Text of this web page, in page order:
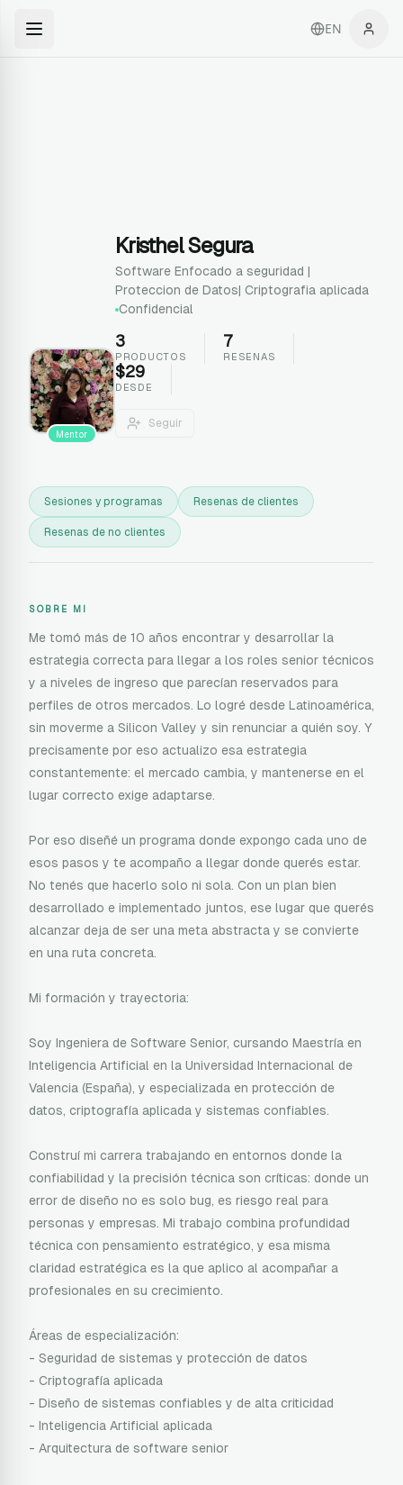
EN
Mentor
Kristhel Segura
Software Enfocado a seguridad |
Proteccion de Datos| Criptografia aplicada
Confidencial
3
PRODUCTOS
7
RESENAS
$29
DESDE
Seguir
Sesiones y programas Resenas de clientes
Resenas de no clientes
SOBRE MI
Me tomó más de 10 años encontrar y desarrollar la
estrategia correcta para llegar a los roles senior técnicos
y a niveles de ingreso que parecían reservados para
perfiles de otros mercados. Lo logré desde Latinoamérica,
sin moverme a Silicon Valley y sin renunciar a quién soy. Y
precisamente por eso actualizo esa estrategia
constantemente: el mercado cambia, y mantenerse en el
lugar correcto exige adaptarse.
Por eso diseñé un programa donde expongo cada uno de
esos pasos y te acompaño a llegar donde querés estar.
No tenés que hacerlo solo ni sola. Con un plan bien
desarrollado e implementado juntos, ese lugar que querés
alcanzar deja de ser una meta abstracta y se convierte
en una ruta concreta.
Mi formación y trayectoria:
Soy Ingeniera de Software Senior, cursando Maestría en
Inteligencia Artificial en la Universidad Internacional de
Valencia (España), y especializada en protección de
datos, criptografía aplicada y sistemas confiables.
Construí mi carrera trabajando en entornos donde la
confiabilidad y la precisión técnica son críticas: donde un
error de diseño no es solo bug, es riesgo real para
personas y empresas. Mi trabajo combina profundidad
técnica con pensamiento estratégico, y esa misma
claridad estratégica es la que aplico al acompañar a
profesionales en su crecimiento.
Áreas de especialización:
- Seguridad de sistemas y protección de datos
- Criptografía aplicada
- Diseño de sistemas confiables y de alta criticidad
- Inteligencia Artificial aplicada
- Arquitectura de software senior